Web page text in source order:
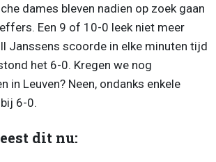
dames bleven nadien op zoek gaan
Een 9 of 10-0 leek niet meer
Janssens scoorde in elke minuten tijd
het 6-0. Kregen we nog
in Leuven? Neen, ondanks enkele
6-0.
dit nu: